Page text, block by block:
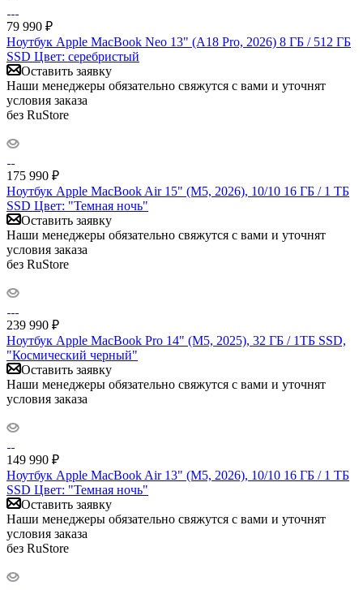
79 990 ₽
Ноутбук Apple MacBook Neo 13" (A18 Pro, 2026) 8 ГБ / 512 ГБ
SSD Цвет: серебристый
Оставить заявку
Наши менеджеры обязательно свяжутся с вами и уточнят
условия заказа
без RuStore
175 990 ₽
Ноутбук Apple MacBook Air 15" (M5, 2026), 10/10 16 ГБ / 1 ТБ
SSD Цвет: "Темная ночь"
Оставить заявку
Наши менеджеры обязательно свяжутся с вами и уточнят
условия заказа
без RuStore
239 990 ₽
Ноутбук Apple MacBook Pro 14" (M5, 2025), 32 ГБ / 1ТБ SSD,
"Космический черный"
Оставить заявку
Наши менеджеры обязательно свяжутся с вами и уточнят
условия заказа
149 990 ₽
Ноутбук Apple MacBook Air 13" (M5, 2026), 10/10 16 ГБ / 1 ТБ
SSD Цвет: "Темная ночь"
Оставить заявку
Наши менеджеры обязательно свяжутся с вами и уточнят
условия заказа
без RuStore